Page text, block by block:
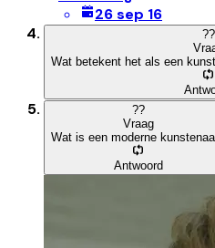
26 sep 16
??
Wat betekent het als een
??
Vraag
Wat is een moderne
Antwoord